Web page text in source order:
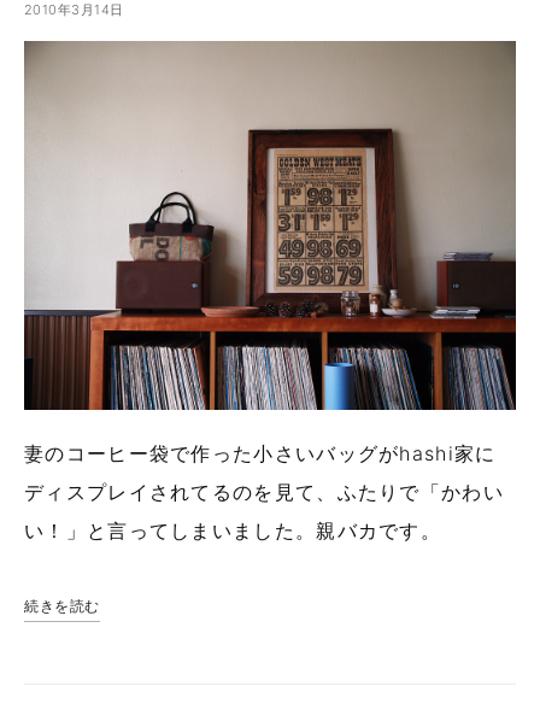
2010年3月14日
妻のコーヒー袋で作った小さいバッグがhashi家に
ディスプレイされてるのを見て、ふたりで「かわい
い！」と言ってしまいました。親バカです。
続きを読む